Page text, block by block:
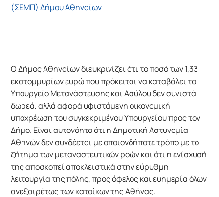
(ΣΕΜΠ) Δήμου Αθηναίων
Ο Δήμος Αθηναίων διευκρινίζει ότι το ποσό των 1,33
εκατομμυρίων ευρώ που πρόκειται να καταβάλει το
Υπουργείο Μετανάστευσης και Ασύλου δεν συνιστά
δωρεά, αλλά αφορά υφιστάμενη οικονομική
υποχρέωση του συγκεκριμένου Υπουργείου προς τον
Δήμο. Είναι αυτονόητο ότι η Δημοτική Αστυνομία
Αθηνών δεν συνδέεται με οποιονδήποτε τρόπο με το
ζήτημα των μεταναστευτικών ροών και ότι η ενίσχυσή
της αποσκοπεί αποκλειστικά στην εύρυθμη
λειτουργία της πόλης, προς όφελος και ευημερία όλων
ανεξαιρέτως των κατοίκων της Αθήνας.